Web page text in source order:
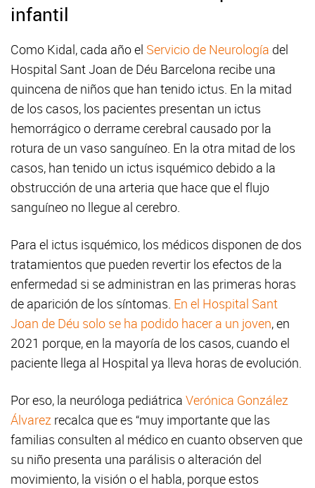
infantil
Como Kidal, cada año el Servicio de Neurología del
Hospital Sant Joan de Déu Barcelona recibe una
quincena de niños que han tenido ictus. En la mitad
de los casos, los pacientes presentan un ictus
hemorrágico o derrame cerebral causado por la
rotura de un vaso sanguíneo. En la otra mitad de los
casos, han tenido un ictus isquémico debido a la
obstrucción de una arteria que hace que el flujo
sanguíneo no llegue al cerebro.
Para el ictus isquémico, los médicos disponen de dos
tratamientos que pueden revertir los efectos de la
enfermedad si se administran en las primeras horas
de aparición de los síntomas. En el Hospital Sant
Joan de Déu solo se ha podido hacer a un joven, en
2021 porque, en la mayoría de los casos, cuando el
paciente llega al Hospital ya lleva horas de evolución.
Por eso, la neuróloga pediátrica Verónica González
Álvarez recalca que es “muy importante que las
familias consulten al médico en cuanto observen que
su niño presenta una parálisis o alteración del
movimiento, la visión o el habla, porque estos